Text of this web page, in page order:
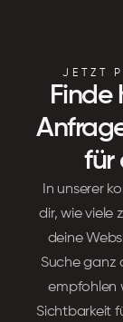
JETZT
Finde
für
In unserer
dir, wie viele
deine
Suche ganz
empfohlen
Sichtbarkeit